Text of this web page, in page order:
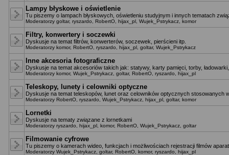
Lampy błyskowe i oświetlenie
Tu piszemy o lampach błyskowych, oświetleniu studyjnym i innych tematach
Moderatorzy goltar, ryszardo RobertO hijax_pl Wujek_Pstrykacz komor
Filtry, konwertery i soczewki
Dyskusje na temat filtrów, konwerterów, soczewek, pierścieni itp.
Moderatorzy komor, RobertO ryszardo hijax_pl goltar, Wujek_Pstrykacz
Inne akcesoria fotograficzne
Dyskusje na temat akcesoriów takich jak: statywy, karty pamięci, torby,
Moderatorzy komor, Wujek_Pstrykacz goltar, RobertO ryszardo hijax_pl
Teleskopy, lunety i celowniki optyczne
Dyskusje na temat teleskopów, lunet oraz celowników optycznych stosowanych
Moderatorzy RobertO ryszardo Wujek_Pstrykacz hijax_pl goltar, komor
Lornetki
Dyskusje na tematy związane z lornetkami
Moderatorzy ryszardo hijax_pl komor, RobertO Wujek_Pstrykacz goltar
Filmowanie cyfrowe
Tu piszemy o kamerach wideo, funkcjach i możliwościach rejestracji filmów
Moderatorzy Wujek_Pstrykacz goltar, RobertO komor, ryszardo hijax_pl